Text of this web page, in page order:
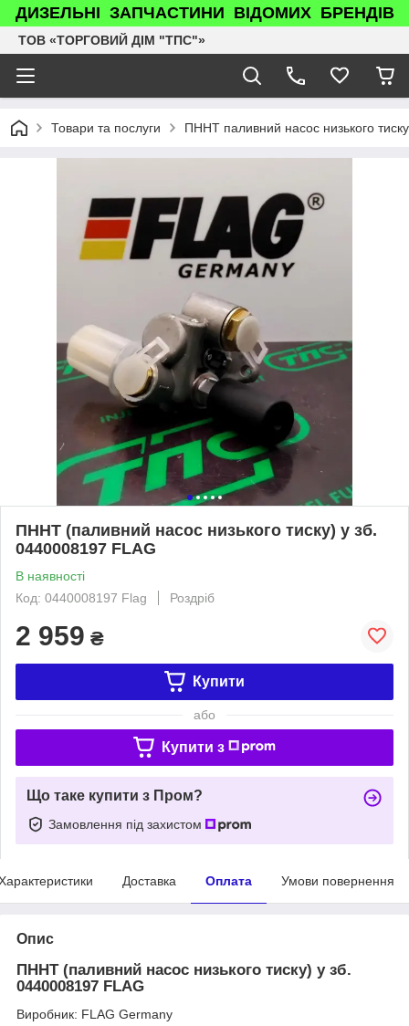
ДИЗЕЛЬНІ ЗАПЧАСТИНИ ВІДОМИХ БРЕНДІВ
ТОВ «ТОРГОВИЙ ДІМ "ТПС"»
Товари та послуги ПННТ паливний насос низького
ПННТ (паливний насос низького тиску) у зб.
0440008197 FLAG
В наявності
Код: 0440008197 Flag
Роздріб
2 959 ₴
Купити
або
Купити з
Що таке купити з Пром?
Замовлення під захистом
Доставка Оплата Умови повернення
Опис
ПННТ (паливний насос низького тиску) у зб.
0440008197 FLAG
Виробник: FLAG Germany